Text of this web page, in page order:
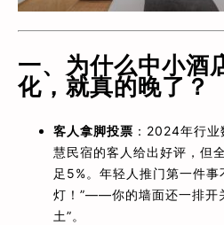
一、为什么中小酒
化，就真的晚了？
客人拿脚投票 ：2024年行
慧民宿的客人给出好评，但
足5%。年轻人推门第一件
灯！”——你的墙面还一排开
土”。